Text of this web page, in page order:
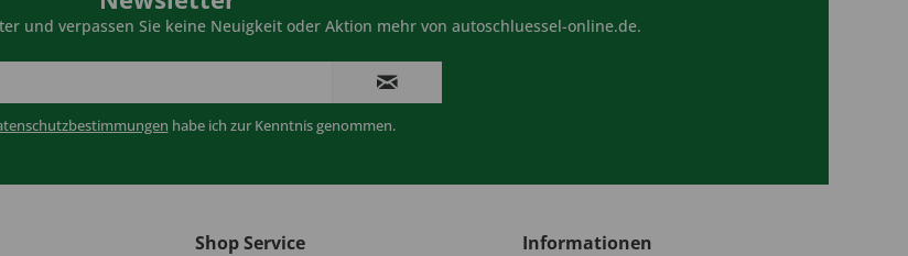
und verpassen Sie keine Neuigkeit oder Aktion mehr von autoschluessel-online.de.
habe ich zur Kenntnis genommen.
Shop Service Informationen